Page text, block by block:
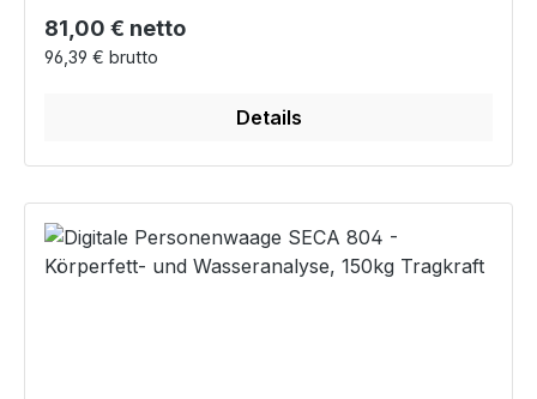
Regulärer Preis:
81,00 € netto
96,39 € brutto
Details